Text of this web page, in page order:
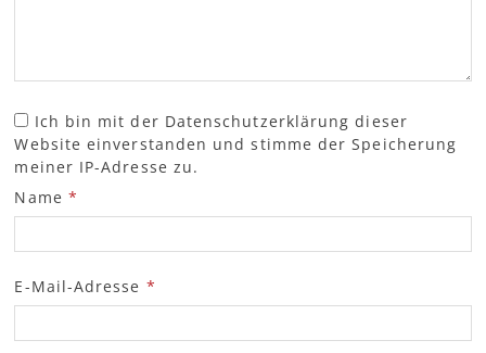
Ich bin mit der Datenschutzerklärung dieser
Website einverstanden und stimme der Speicherung
meiner IP-Adresse zu.
Name *
E-Mail-Adresse *